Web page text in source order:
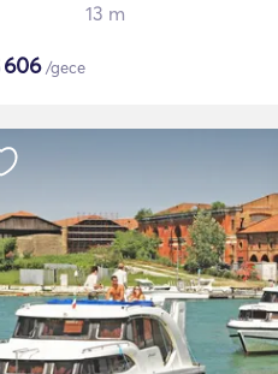
13 m
606/gece